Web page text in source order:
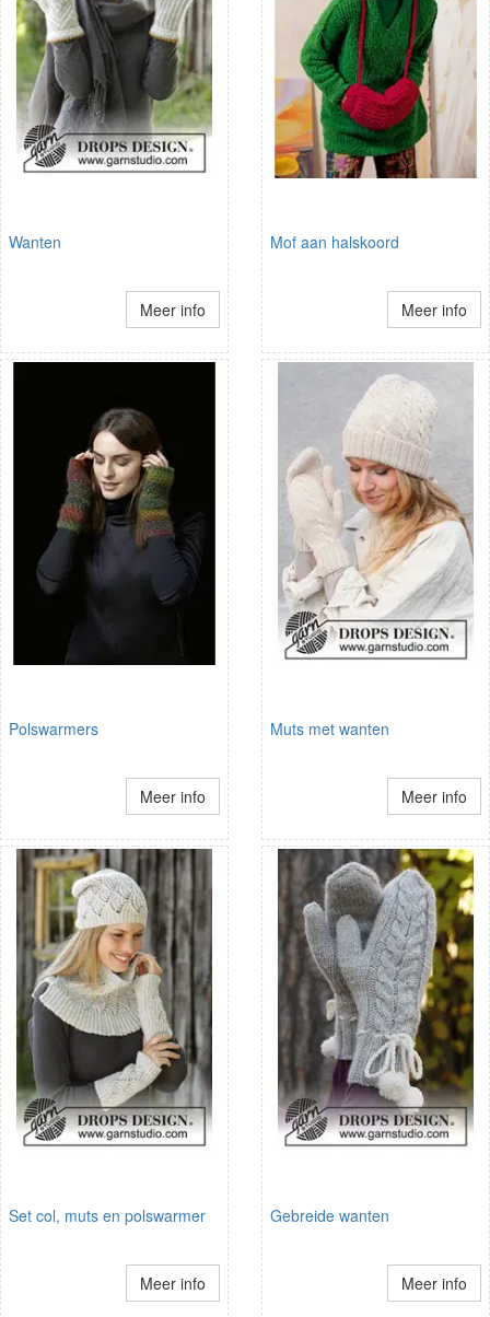
Wanten
Meer info
Mof aan halskoord
Meer info
Polswarmers
Meer info
Muts met wanten
Meer info
Set col, muts en polswarmer
Meer info
Gebreide wanten
Meer info